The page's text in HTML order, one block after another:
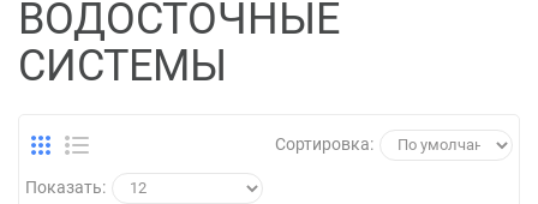
ВОДОСТОЧНЫЕ
СИСТЕМЫ
Сортировка:
Показать: